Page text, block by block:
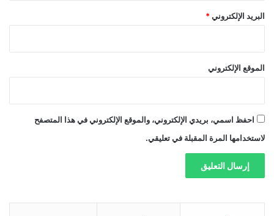
البريد الإلكتروني *
الموقع الإلكتروني
احفظ اسمي، بريدي الإلكتروني، والموقع الإلكتروني في هذا المتصفح
لاستخدامها المرة المقبلة في تعليقي.